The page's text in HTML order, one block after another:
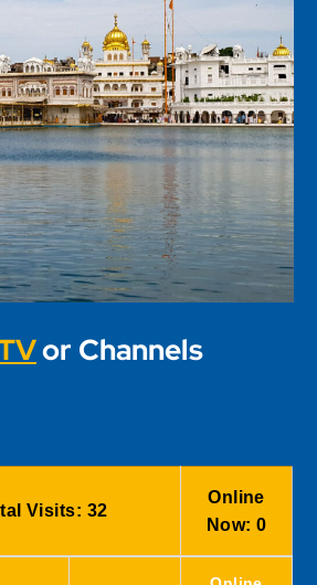
or Channels
Visits: 32
Online
Now: 0